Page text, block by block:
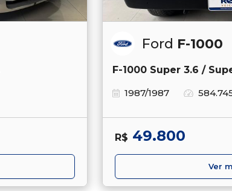
Ford F-1000
F-1000 Super 3.6 /
1987/1987
R$ 49.800
Ver